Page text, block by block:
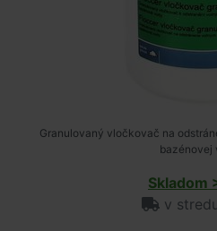
Granulovaný vločkovač na
bazénovej
Skladom
v